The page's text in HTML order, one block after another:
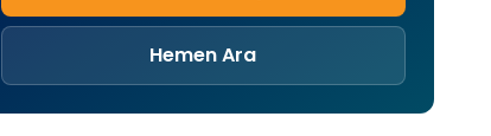
Hemen Ara